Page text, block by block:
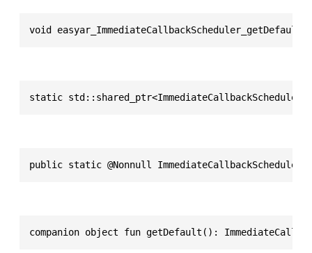
void
static
public static @Nonnull ImmediateCallbackScheduler
companion object fun getDefault():